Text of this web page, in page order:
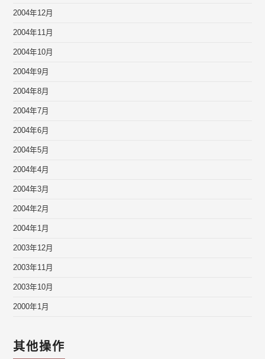
2004年12月
2004年11月
2004年10月
2004年9月
2004年8月
2004年7月
2004年6月
2004年5月
2004年4月
2004年3月
2004年2月
2004年1月
2003年12月
2003年11月
2003年10月
2000年1月
其他操作